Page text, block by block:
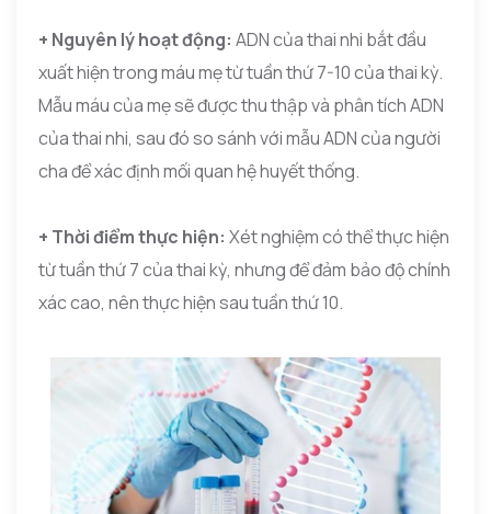
+ Nguyên lý hoạt động: ADN của thai nhi bắt đầu
xuất hiện trong máu mẹ từ tuần thứ 7-10 của thai kỳ.
Mẫu máu của mẹ sẽ được thu thập và phân tích ADN
của thai nhi, sau đó so sánh với mẫu ADN của người
cha để xác định mối quan hệ huyết thống.
+ Thời điểm thực hiện: Xét nghiệm có thể thực hiện
từ tuần thứ 7 của thai kỳ, nhưng để đảm bảo độ chính
xác cao, nên thực hiện sau tuần thứ 10.